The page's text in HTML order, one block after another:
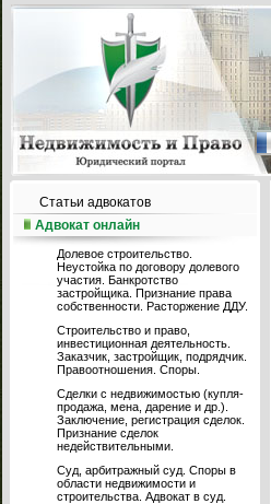
Статьи адвокатов
Адвокат онлайн
Долевое строительство.
Неустойка по договору долевого
участия. Банкротство
застройщика. Признание права
собственности. Расторжение ДДУ.
Строительство и право,
инвестиционная деятельность.
Заказчик, застройщик, подрядчик.
Правоотношения. Споры.
Сделки с недвижимостью (купля-
продажа, мена, дарение и др.).
Заключение, регистрация сделок.
Признание сделок
недействительными.
Суд, арбитражный суд. Споры в
области недвижимости и
строительства. Адвокат в суд.